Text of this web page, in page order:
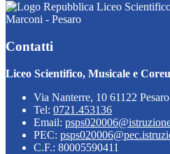
Liceo
Marconi - Pesaro
Contatti
Liceo Scientifico, Musicale e
Via Nanterre, 10 61122
Tel: 0721.453136
Email:
PEC:
C.F.: 80005590411